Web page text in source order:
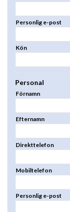
Personlig e-post
Kön
Personal
Förnamn
Efternamn
Direkttelefon
Mobiltelefon
Personlig e-post